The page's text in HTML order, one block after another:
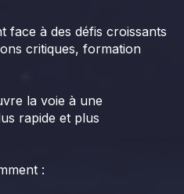
face à des défis croissants
critiques, formation
la voie à une
rapide et plus
: